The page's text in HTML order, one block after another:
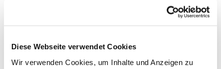
Diese Webseite verwendet Cookies
Wir verwenden Cookies, um Inhalte und Anzeigen zu